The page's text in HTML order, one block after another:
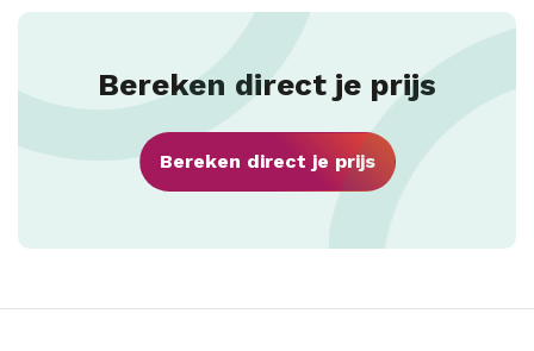
Bereken direct je prijs
Bereken direct je prijs